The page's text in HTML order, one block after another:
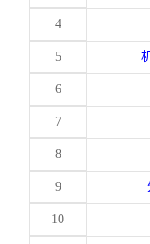
4
5
6
7
8
9
10